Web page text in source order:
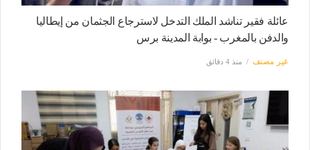
عائلة فقير تناشد الملك التدخل لاسترجاع الجثمان من إيطاليا
والدفن بالمغرب - بوابة المدينة برس
غير مصنف منذ 4 دقائق